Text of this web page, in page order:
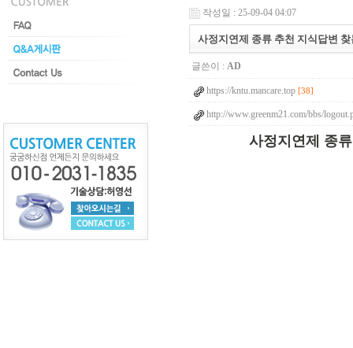
작성일 : 25-09-04 04:07
사정지연제 종류 추천 지식답변
글쓴이 : AD
https://kntu.mancare.top [38]
http://www.greenm21.com/bbs/
사정지연제 종